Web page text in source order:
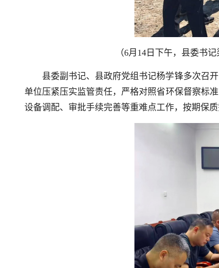
（6月14日下午，县委书
县委副书记、县政府党组书记杨学锋多次召
单位压紧压实监管责任，严格对照省环保督察标
设备调配、审批手续完善等重难点工作，按期保